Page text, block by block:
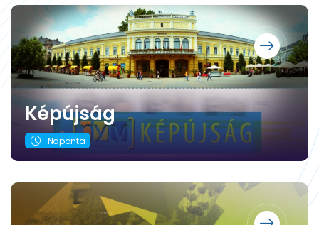
Képújság
Naponta